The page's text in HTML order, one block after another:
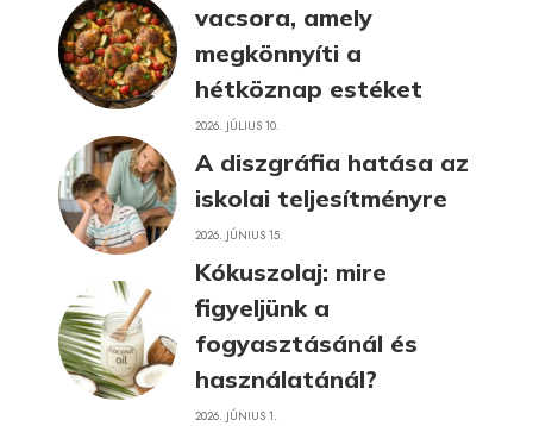
vacsora, amely
megkönnyíti a
hétköznap estéket
2026. JÚLIUS 10.
A diszgráfia hatása az
iskolai teljesítményre
2026. JÚNIUS 15.
Kókuszolaj: mire
figyeljünk a
fogyasztásánál és
használatánál?
2026. JÚNIUS 1.